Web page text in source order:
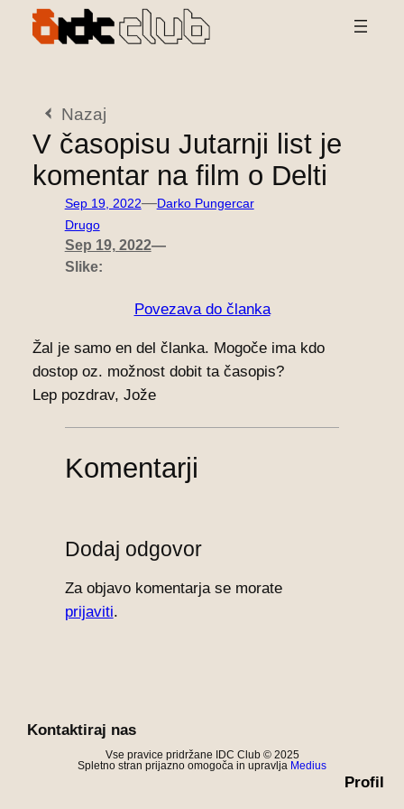
Preskoči
Nazaj
V časopisu Jutarnji list je
komentar na film o Delti
Sep 19, 2022—Darko Pungercar
Drugo
Sep 19, 2022—
Slike:
Povezava do članka
Žal je samo en del članka. Mogoče ima kdo
dostop oz. možnost dobit ta časopis?
Lep pozdrav, Jože
Komentarji
Dodaj odgovor
Za objavo komentarja se morate
prijaviti.
Kontaktiraj nas
Vse pravice pridržane IDC Club © 2025
Spletno stran prijazno omogoča in upravlja Medius
Profil